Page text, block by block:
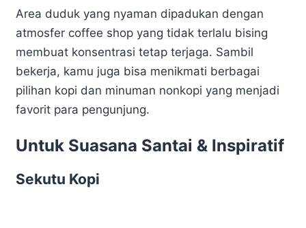
Area duduk yang nyaman dipadukan dengan
atmosfer coffee shop yang tidak terlalu bising
membuat konsentrasi tetap terjaga. Sambil
bekerja, kamu juga bisa menikmati berbagai
pilihan kopi dan minuman nonkopi yang menjadi
favorit para pengunjung.
Untuk Suasana Santai & Inspiratif
Sekutu Kopi